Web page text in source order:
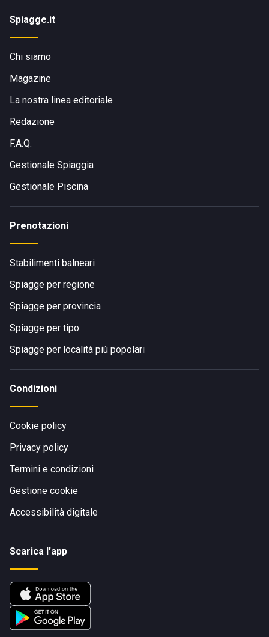
Spiagge.it
Chi siamo
Magazine
La nostra linea editoriale
Redazione
F.A.Q.
Gestionale Spiaggia
Gestionale Piscina
Prenotazioni
Stabilimenti balneari
Spiagge per regione
Spiagge per provincia
Spiagge per tipo
Spiagge per località più popolari
Condizioni
Cookie policy
Privacy policy
Termini e condizioni
Gestione cookie
Accessibilità digitale
Scarica l'app